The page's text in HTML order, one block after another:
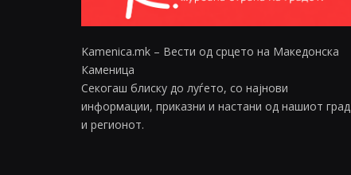
Kamenica.mk – Вести од срцето на Македонска
Каменица
Секогаш блиску до луѓето, со најнови
информации, приказни и настани од нашиот град
и регионот.